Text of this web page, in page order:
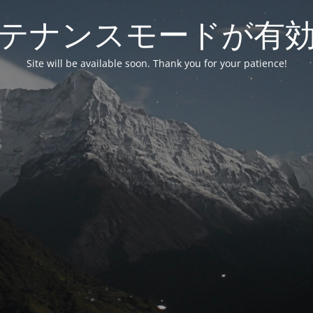
ナンスモードが有
Site will be available soon. Thank you for your patience!